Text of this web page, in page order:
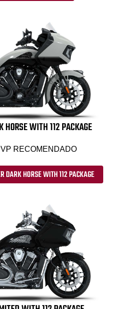
HORSE WITH 112 PACKAGE
RECOMENDADO
DARK HORSE WITH 112 PACKAGE